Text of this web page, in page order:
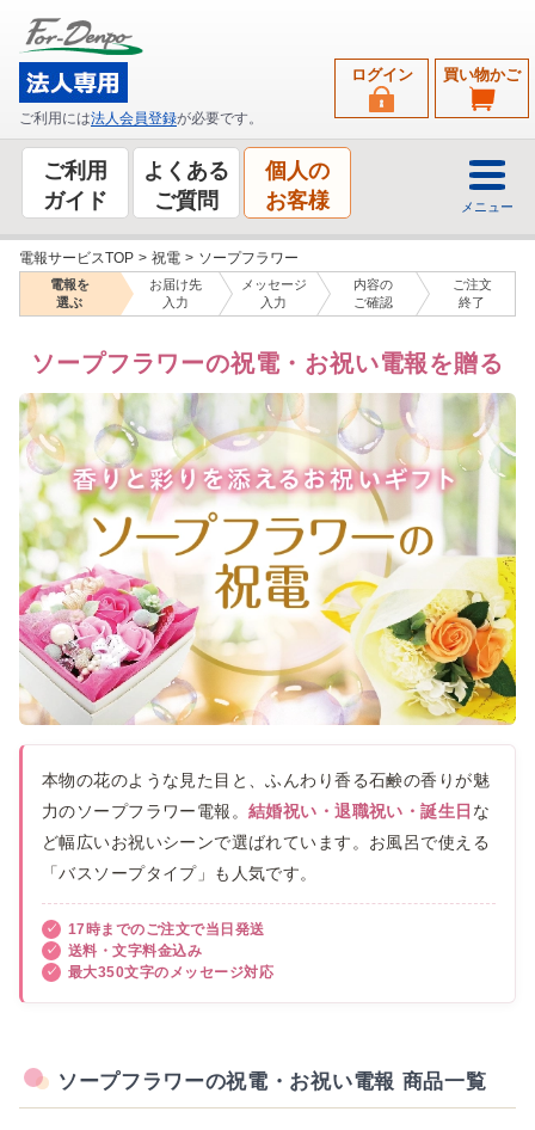
ご利用には法人会員登録が必要です。
買い物かご
ログイン
ご利用
ガイド
よくある
ご質問
個人の
お客様
メニュー
電報サービスTOP > 祝電 > ソープフラワー
電報を
選ぶ
お届け先
入力
メッセージ
入力
内容の
ご確認
ご注文
終了
ソープフラワーの祝電・お祝い電報を贈る
本物の花のような見た目と、ふんわり香る石鹸の香りが魅
力のソープフラワー電報。結婚祝い・退職祝い・誕生日 な
ど幅広いお祝いシーンで選ばれています。お風呂で使える
「バスソープタイプ」も人気です。
17時までのご注文で当日発送
送料・文字料金込み
最大350文字のメッセージ対応
ソープフラワーの祝電・お祝い電報 商品一覧